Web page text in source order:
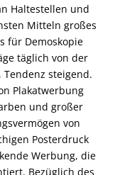
Haltestellen und
Mitteln großes
für Demoskopie
täglich von der
steigend.
Plakatwerbung
und großer
von
Posterdruck
Werbung, die
Bezüglich des